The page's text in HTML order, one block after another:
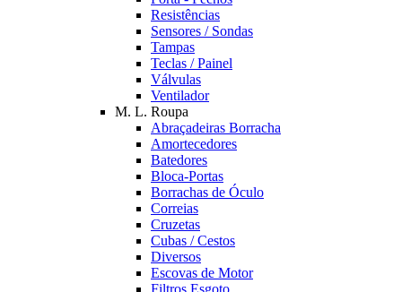
Resistências
Sensores / Sondas
Tampas
Teclas / Painel
Válvulas
Ventilador
M. L. Roupa
Abraçadeiras Borracha
Amortecedores
Batedores
Bloca-Portas
Borrachas de Óculo
Correias
Cruzetas
Cubas / Cestos
Diversos
Escovas de Motor
Filtros Esgoto